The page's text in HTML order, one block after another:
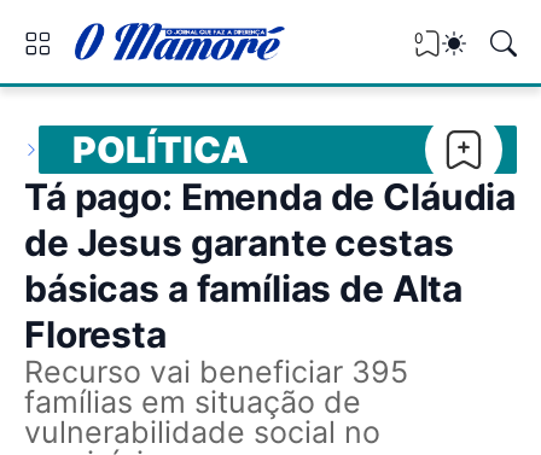
0
POLÍTICA
Tá pago: Emenda de Cláudia
de Jesus garante cestas
básicas a famílias de Alta
Floresta
Recurso vai beneficiar 395
famílias em situação de
vulnerabilidade social no